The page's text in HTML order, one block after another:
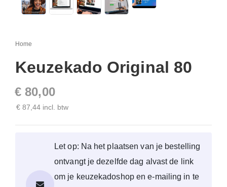
Home
Keuzekado Original 80
€ 80,00
€ 87,44 incl. btw
Let op: Na het plaatsen van je bestelling
ontvangt je dezelfde dag alvast de link
om je keuzekadoshop en e-mailing in te